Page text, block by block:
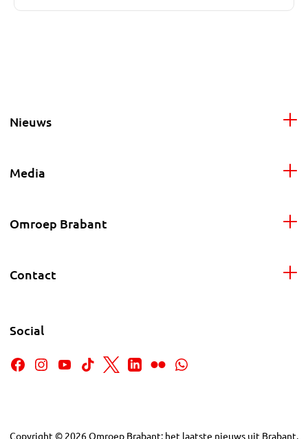
Nieuws
Media
Omroep Brabant
Contact
Social
Copyright © 2026Omroep Brabant: het laatste nieuws uit Brabant,